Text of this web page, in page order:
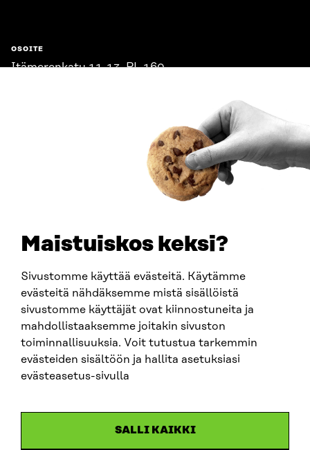
Maistuiskos keksi?
Sivustomme käyttää evästeitä. Käytämme
evästeitä nähdäksemme mistä sisällöistä
sivustomme käyttäjät ovat kiinnostuneita ja
mahdollistaaksemme joitakin sivuston
toiminnallisuuksia. Voit tutustua tarkemmin
evästeiden sisältöön ja hallita asetuksiasi
evästeasetus-sivulla
SALLI KAIKKI
OSOITE
Itämerenkatu 11-13, PL 160,
SITRA SOSIAALISESSA MEDIASSA
LinkedIn
Instagram
YouTube